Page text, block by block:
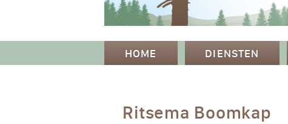
HOME DIENSTEN
Ritsema Boomkap